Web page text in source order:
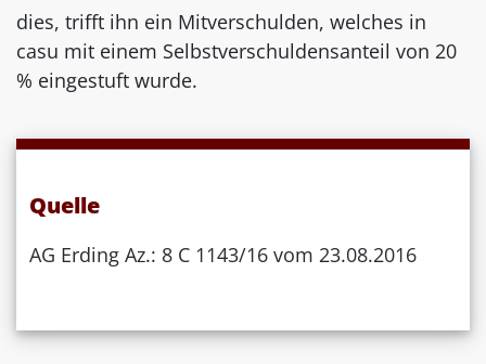
dies, trifft ihn ein Mitverschulden, welches in
casu mit einem Selbstverschuldensanteil von 20
% eingestuft wurde.
Quelle
AG Erding Az.: 8 C 1143/16 vom 23.08.2016